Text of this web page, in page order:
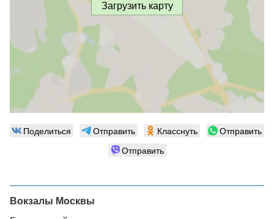
Загрузить карту
Поделиться Отправить Класснуть
Отправить
Отправить
Вокзалы Москвы